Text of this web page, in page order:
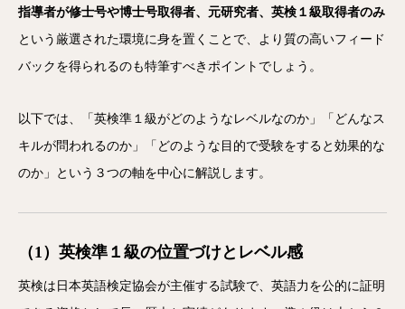
指導者が修士号や博士号取得者、元研究者、英検１級取得者のみ
という厳選された環境に身を置くことで、より質の高いフィード
バックを得られるのも特筆すべきポイントでしょう。
以下では、「英検準１級がどのようなレベルなのか」「どんなス
キルが問われるのか」「どのような目的で受験をすると効果的な
のか」という３つの軸を中心に解説します。
（1）英検準１級の位置づけとレベル感
英検は日本英語検定協会が主催する試験で、英語力を公的に証明